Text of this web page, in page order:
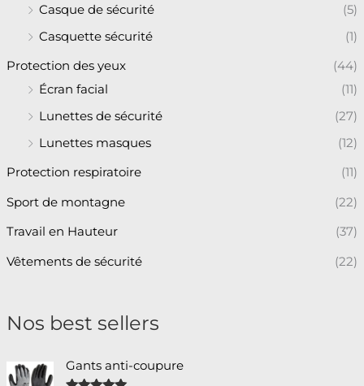
Casque de sécurité
(5)
Casquette sécurité
(1)
Protection des yeux
(44)
Écran facial
(11)
Lunettes de sécurité
(27)
Lunettes masques
(12)
Protection respiratoire (11)
Sport de montagne (22)
Travail en Hauteur (37)
Vêtements de sécurité (22)
Nos best sellers
Gants anti-coupure